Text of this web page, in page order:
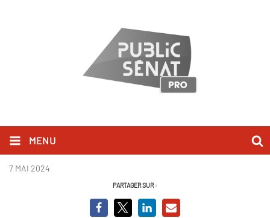
MENU
Toussaint.png
7 MAI 2024
PARTAGER SUR :